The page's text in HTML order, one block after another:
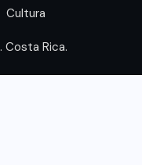
Cultura
. Costa Rica.